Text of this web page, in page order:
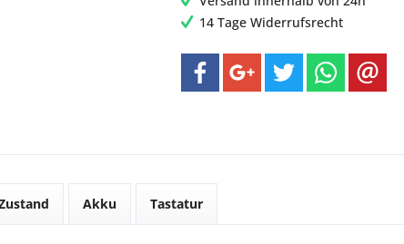
14 Tage Widerrufsrecht
Akku Tastatur